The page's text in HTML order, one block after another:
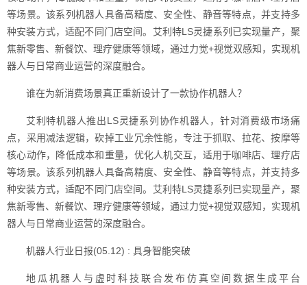
等场景。该系列机器人具备高精度、安全性、静音等特点，并支持多
种安装方式，适配不同门店空间。艾利特LS灵捷系列已实现量产，聚
焦新零售、新餐饮、理疗健康等领域，通过力觉+视觉双感知，实现机
器人与日常商业运营的深度融合。
谁在为新消费场景真正重新设计了一款协作机器人？
艾利特机器人推出LS灵捷系列协作机器人，针对消费级市场痛
点，采用减法逻辑，砍掉工业冗余性能，专注于抓取、拉花、按摩等
核心动作，降低成本和重量，优化人机交互，适用于咖啡店、理疗店
等场景。该系列机器人具备高精度、安全性、静音等特点，并支持多
种安装方式，适配不同门店空间。艾利特LS灵捷系列已实现量产，聚
焦新零售、新餐饮、理疗健康等领域，通过力觉+视觉双感知，实现机
器人与日常商业运营的深度融合。
机器人行业日报(05.12) : 具身智能突破
地瓜机器人与虚时科技联合发布仿真空间数据生成平台